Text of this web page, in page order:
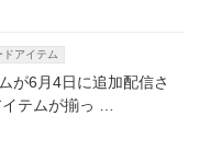
ドアイテム
が6月4日に追加配信さ
テムが揃っ …